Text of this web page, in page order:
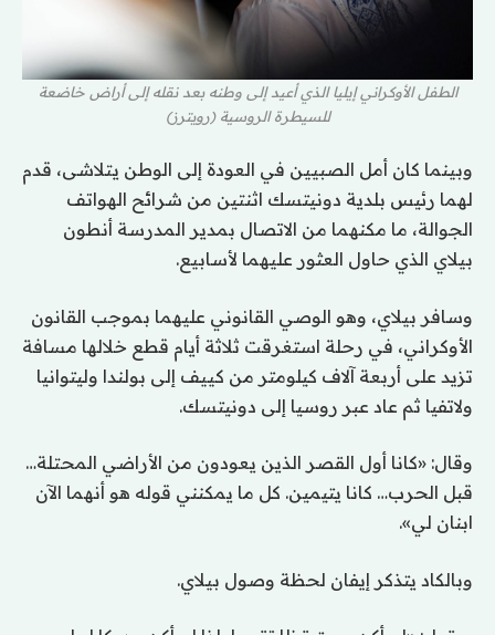
الطفل الأوكراني إيليا الذي أعيد إلى وطنه بعد نقله إلى أراض خاضعة
للسيطرة الروسية (رويترز)
وبينما كان أمل الصبيين في العودة إلى الوطن يتلاشى، قدم
لهما رئيس بلدية دونيتسك اثنتين من شرائح الهواتف
الجوالة، ما مكنهما من الاتصال بمدير المدرسة أنطون
بيلاي الذي حاول العثور عليهما لأسابيع.
وسافر بيلاي، وهو الوصي القانوني عليهما بموجب القانون
الأوكراني، في رحلة استغرقت ثلاثة أيام قطع خلالها مسافة
تزيد على أربعة آلاف كيلومتر من كييف إلى بولندا وليتوانيا
ولاتفيا ثم عاد عبر روسيا إلى دونيتسك.
وقال: «كانا أول القصر الذين يعودون من الأراضي المحتلة…
قبل الحرب… كانا يتيمين. كل ما يمكنني قوله هو أنهما الآن
ابنان لي».
وبالكاد يتذكر إيفان لحظة وصول بيلاي.